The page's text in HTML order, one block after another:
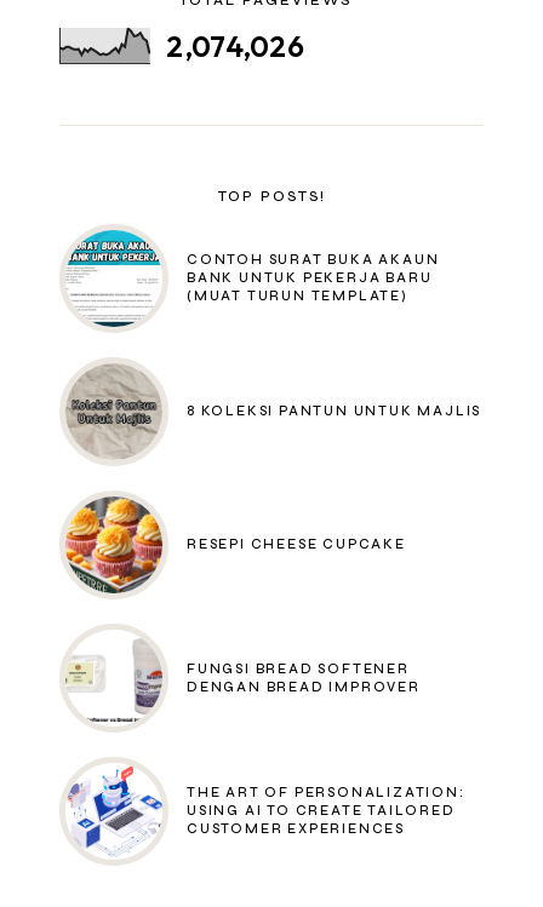
2,074,026
TOP POSTS!
CONTOH SURAT BUKA AKAUN
BANK UNTUK PEKERJA BARU
(MUAT TURUN TEMPLATE)
8 KOLEKSI PANTUN UNTUK MAJLIS
RESEPI CHEESE CUPCAKE
FUNGSI BREAD SOFTENER
DENGAN BREAD IMPROVER
THE ART OF PERSONALIZATION:
USING AI TO CREATE TAILORED
CUSTOMER EXPERIENCES